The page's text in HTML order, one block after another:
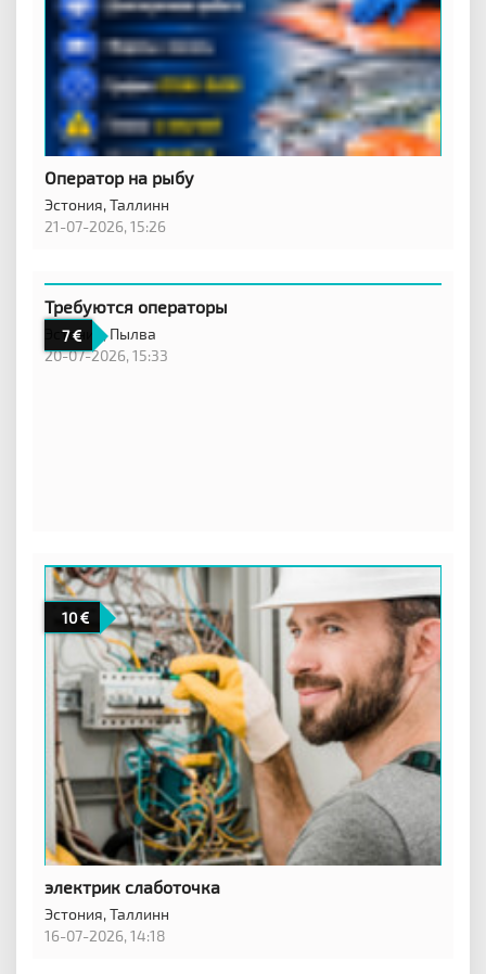
Оператор на рыбу
Эстония,Таллинн
21-07-2026, 15:26
7
Требуются операторы
Эстония,Пылва
20-07-2026, 15:33
10
электрик слаботочка
Эстония,Таллинн
16-07-2026, 14:18